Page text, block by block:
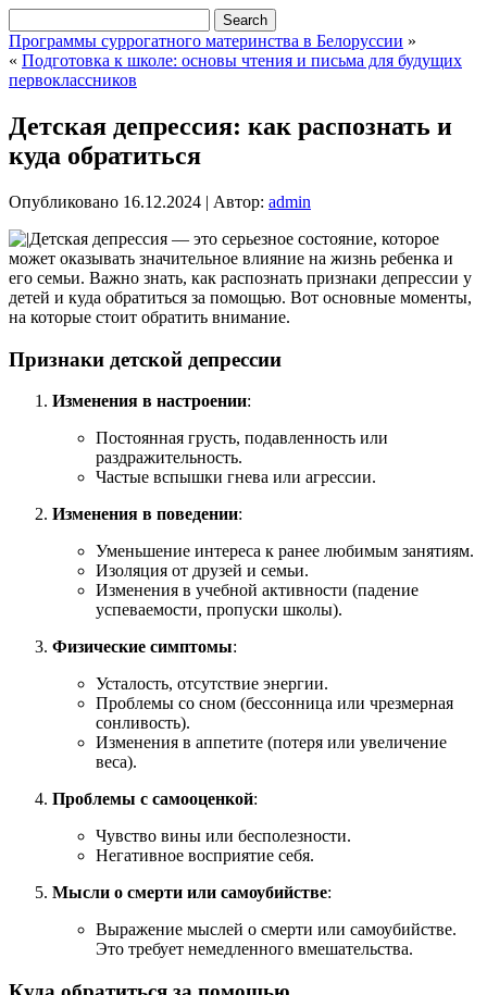
Программы суррогатного материнства в Белорусcии »
« Подготовка к школе: основы чтения и письма для будущих
первоклассников
Детская депрессия: как распознать и
куда обратиться
Опубликовано 16.12.2024 | Автор: admin
Детская депрессия — это серьезное состояние, которое
может оказывать значительное влияние на жизнь ребенка и
его семьи. Важно знать, как распознать признаки депрессии у
детей и куда обратиться за помощью. Вот основные моменты,
на которые стоит обратить внимание.
Признаки детской депрессии
Изменения в настроении:
Постоянная грусть, подавленность или
раздражительность.
Частые вспышки гнева или агрессии.
Изменения в поведении:
Уменьшение интереса к ранее любимым занятиям.
Изоляция от друзей и семьи.
Изменения в учебной активности (падение
успеваемости, пропуски школы).
Физические симптомы:
Усталость, отсутствие энергии.
Проблемы со сном (бессонница или чрезмерная
сонливость).
Изменения в аппетите (потеря или увеличение
веса).
Проблемы с самооценкой:
Чувство вины или бесполезности.
Негативное восприятие себя.
Мысли о смерти или самоубийстве:
Выражение мыслей о смерти или самоубийстве.
Это требует немедленного вмешательства.